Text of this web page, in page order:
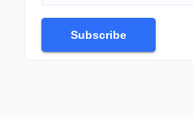
Subscribe